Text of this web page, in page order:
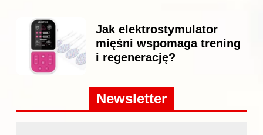
Jak elektrostymulator
mięśni wspomaga trening
i regenerację?
Newsletter